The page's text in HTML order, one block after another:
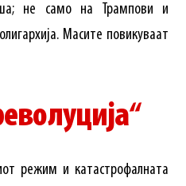
не само на Трампови и
Масите повикуваат
режим и катастрофалната